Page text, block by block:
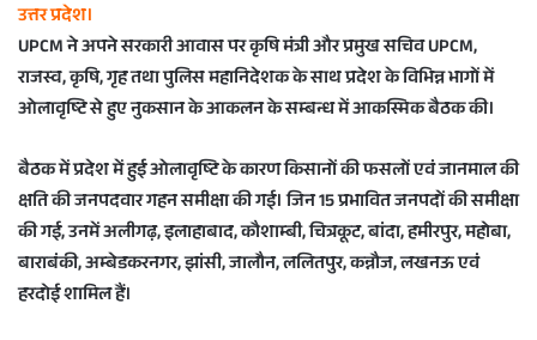
उत्तर प्रदेश।
UPCM ने अपने सरकारी आवास पर कृषि मंत्री और प्रमुख सचिव UPCM,
राजस्व, कृषि, गृह तथा पुलिस महानिदेशक के साथ प्रदेश के विभिन्न भागों में
ओलावृष्टि से हुए नुकसान के आकलन के सम्बन्ध में आकस्मिक बैठक की।
बैठक में प्रदेश में हुई ओलावृष्टि के कारण किसानों की फसलों एवं जानमाल की
क्षति की जनपदवार गहन समीक्षा की गई। जिन 15 प्रभावित जनपदों की समीक्षा
की गई, उनमें अलीगढ़, इलाहाबाद, कौशाम्बी, चित्रकूट, बांदा, हमीरपुर, महोबा,
बाराबंकी, अम्बेडकरनगर, झांसी, जालौन, ललितपुर, कन्नौज, लखनऊ एवं
हरदोई शामिल हैं।